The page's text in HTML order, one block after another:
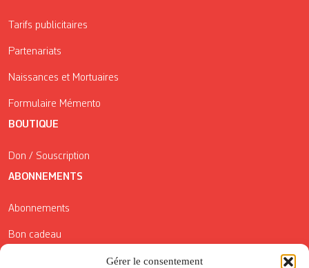
Gérer le consentement
Tarifs publicitaires
Partenariats
Naissances et Mortuaires
Formulaire Mémento
BOUTIQUE
Don / Souscription
ABONNEMENTS
Abonnements
Bon cadeau
Conditions générales de vente